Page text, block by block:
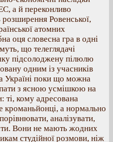
а й переконливо
розширення Ровенської,
атомних
оця словесна гра в одні
що телеглядачі
підсолоджену пілюлю
одним із учасників
Україні поки що можна
з ясною усмішкою на
ті, кому адресована
кроманьйонці, а нормально
аналізувати,
Вони не мають жодних
студійної розмови, ніж